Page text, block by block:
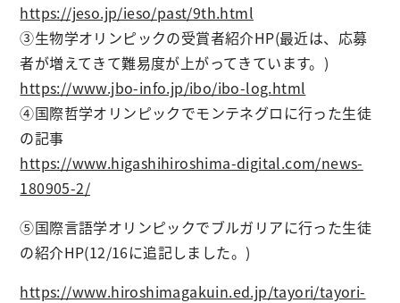
https://jeso.jp/ieso/past/9th.html
③生物学オリンピックの受賞者紹介HP(最近は、応募
者が増えてきて難易度が上がってきています。)
https://www.jbo-info.jp/ibo/ibo-log.html
④国際哲学オリンピックでモンテネグロに行った生徒
の記事
https://www.higashihiroshima-digital.com/news-
180905-2/
⑤国際言語学オリンピックでブルガリアに行った生徒
の紹介HP(12/16に追記しました。)
https://www.hiroshimagakuin.ed.jp/tayori/tayori-